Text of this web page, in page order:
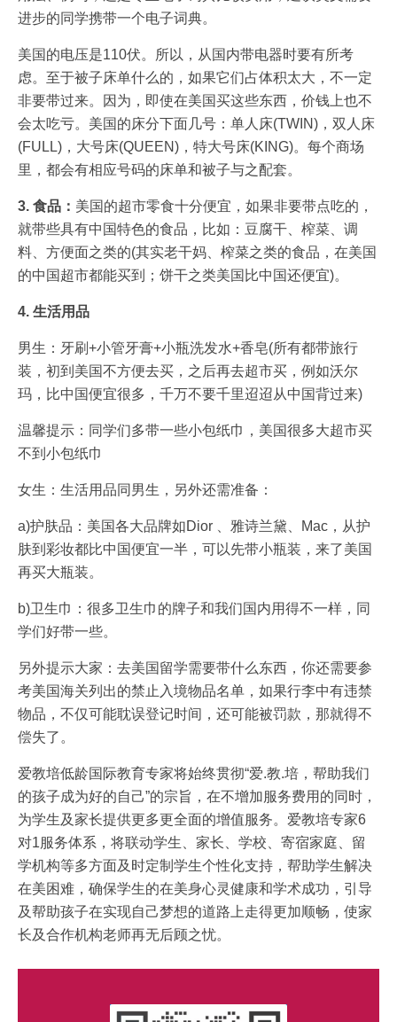
进步的同学携带一个电子词典。
美国的电压是110伏。所以，从国内带电器时要有所考
虑。至于被子床单什么的，如果它们占体积太大，不一定
非要带过来。因为，即使在美国买这些东西，价钱上也不
会太吃亏。美国的床分下面几号：单人床(TWIN)，双人床
(FULL)，大号床(QUEEN)，特大号床(KING)。每个商场
里，都会有相应号码的床单和被子与之配套。
3. 食品： 美国的超市零食十分便宜，如果非要带点吃的，
就带些具有中国特色的食品，比如：豆腐干、榨菜、调
料、方便面之类的(其实老干妈、榨菜之类的食品，在美国
的中国超市都能买到；饼干之类美国比中国还便宜)。
4. 生活用品
男生：牙刷+小管牙膏+小瓶洗发水+香皂(所有都带旅行
装，初到美国不方便去买，之后再去超市买，例如沃尔
玛，比中国便宜很多，千万不要千里迢迢从中国背过来)
温馨提示：同学们多带一些小包纸巾，美国很多大超市买
不到小包纸巾
女生：生活用品同男生，另外还需准备：
a)护肤品：美国各大品牌如Dior 、雅诗兰黛、Mac，从护
肤到彩妆都比中国便宜一半，可以先带小瓶装，来了美国
再买大瓶装。
b)卫生巾：很多卫生巾的牌子和我们国内用得不一样，同
学们好带一些。
另外提示大家：去美国留学需要带什么东西，你还需要参
考美国海关列出的禁止入境物品名单，如果行李中有违禁
物品，不仅可能耽误登记时间，还可能被罚款，那就得不
偿失了。
爱教培低龄国际教育专家将始终贯彻“爱.教.培，帮助我们
的孩子成为好的自己”的宗旨，在不增加服务费用的同时，
为学生及家长提供更多更全面的增值服务。爱教培专家6
对1服务体系，将联动学生、家长、学校、寄宿家庭、留
学机构等多方面及时定制学生个性化支持，帮助学生解决
在美困难，确保学生的在美身心灵健康和学术成功，引导
及帮助孩子在实现自己梦想的道路上走得更加顺畅，使家
长及合作机构老师再无后顾之忧。